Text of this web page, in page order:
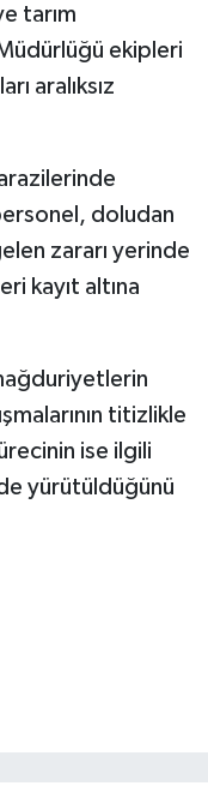
tarım
ekipleri
aralıksız
doludan
zararı yerinde
kayıt altına
titizlikle
ise ilgili
yürütüldüğünü